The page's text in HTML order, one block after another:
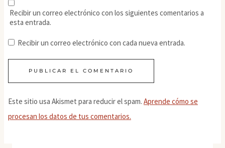
Recibir un correo electrónico con los siguientes comentarios a
esta entrada.
Recibir un correo electrónico con cada nueva entrada.
Este sitio usa Akismet para reducir el spam. Aprende cómo se
procesan los datos de tus comentarios.